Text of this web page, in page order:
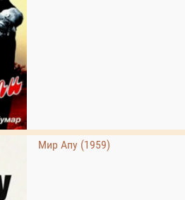
Мир Апу (1959)